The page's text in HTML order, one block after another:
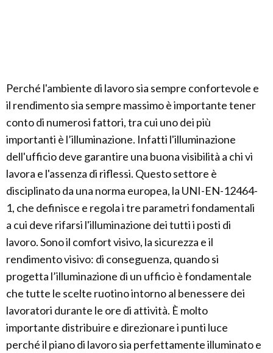
Perché l'ambiente di lavoro sia sempre confortevole e
il rendimento sia sempre massimo è importante tener
conto di numerosi fattori, tra cui uno dei più
importanti è l’illuminazione. Infatti l'illuminazione
dell'ufficio deve garantire una buona visibilità a chi vi
lavora e l'assenza di riflessi. Questo settore è
disciplinato da una norma europea, la UNI-EN-12464-
1, che definisce e regola i tre parametri fondamentali
a cui deve rifarsi l'illuminazione dei tutti i posti di
lavoro. Sono il comfort visivo, la sicurezza e il
rendimento visivo: di conseguenza, quando si
progetta l’illuminazione di un ufficio è fondamentale
che tutte le scelte ruotino intorno al benessere dei
lavoratori durante le ore di attività. È molto
importante distribuire e direzionare i punti luce
perché il piano di lavoro sia perfettamente illuminato e